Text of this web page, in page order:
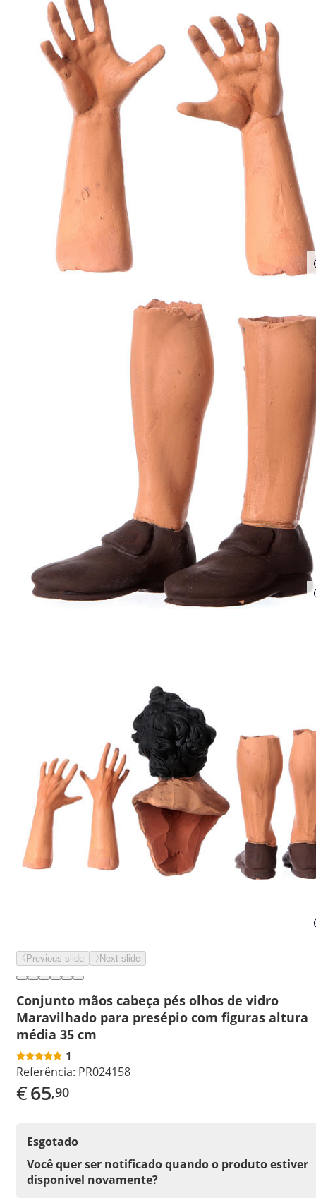
Previous slide Next slide
Conjunto mãos cabeça pés olhos de vidro
Maravilhado para presépio com figuras altura
média 35 cm
1
Referência: PR024158
€65,90
Esgotado
Você quer ser notificado quando o produto estiver
disponível novamente?